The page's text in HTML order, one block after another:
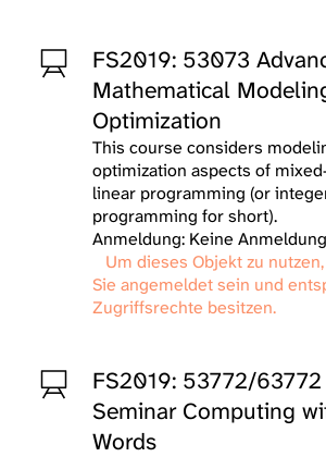
FS2019: 53073
Mathematical
Optimization
This course considers
optimization aspects of
linear programming (or
programming for short).
Anmeldung: Keine
Um dieses Objekt zu
Sie angemeldet sein und
Zugriffsrechte besitzen.
FS2019: 53772/63772
Seminar Computing
Words